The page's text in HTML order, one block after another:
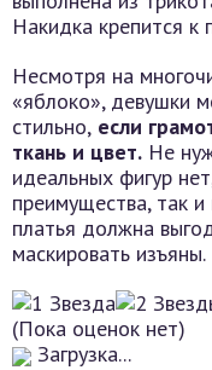
Накидка крепится к
Несмотря на
«яблоко», девушки
стильно, если
ткань и цвет. Не
идеальных фигур
преимущества, так
платья должна
маскировать изъяны.
(Пока оценок нет)
Загрузка...